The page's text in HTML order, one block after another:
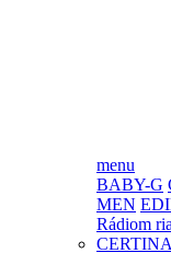
menu
BABY-G
MEN
Rádiom
CERTINA